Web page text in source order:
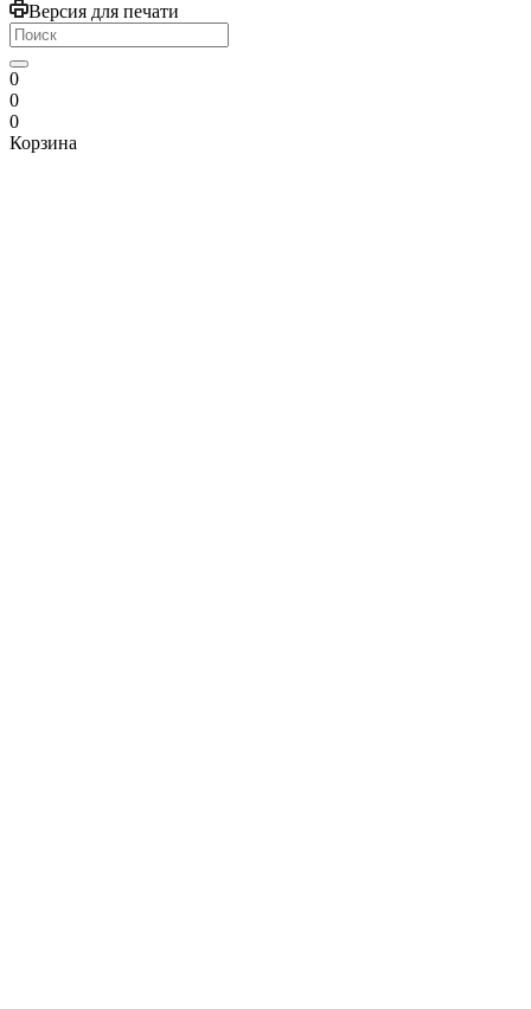
Версия для печати
0
0
0
Корзина